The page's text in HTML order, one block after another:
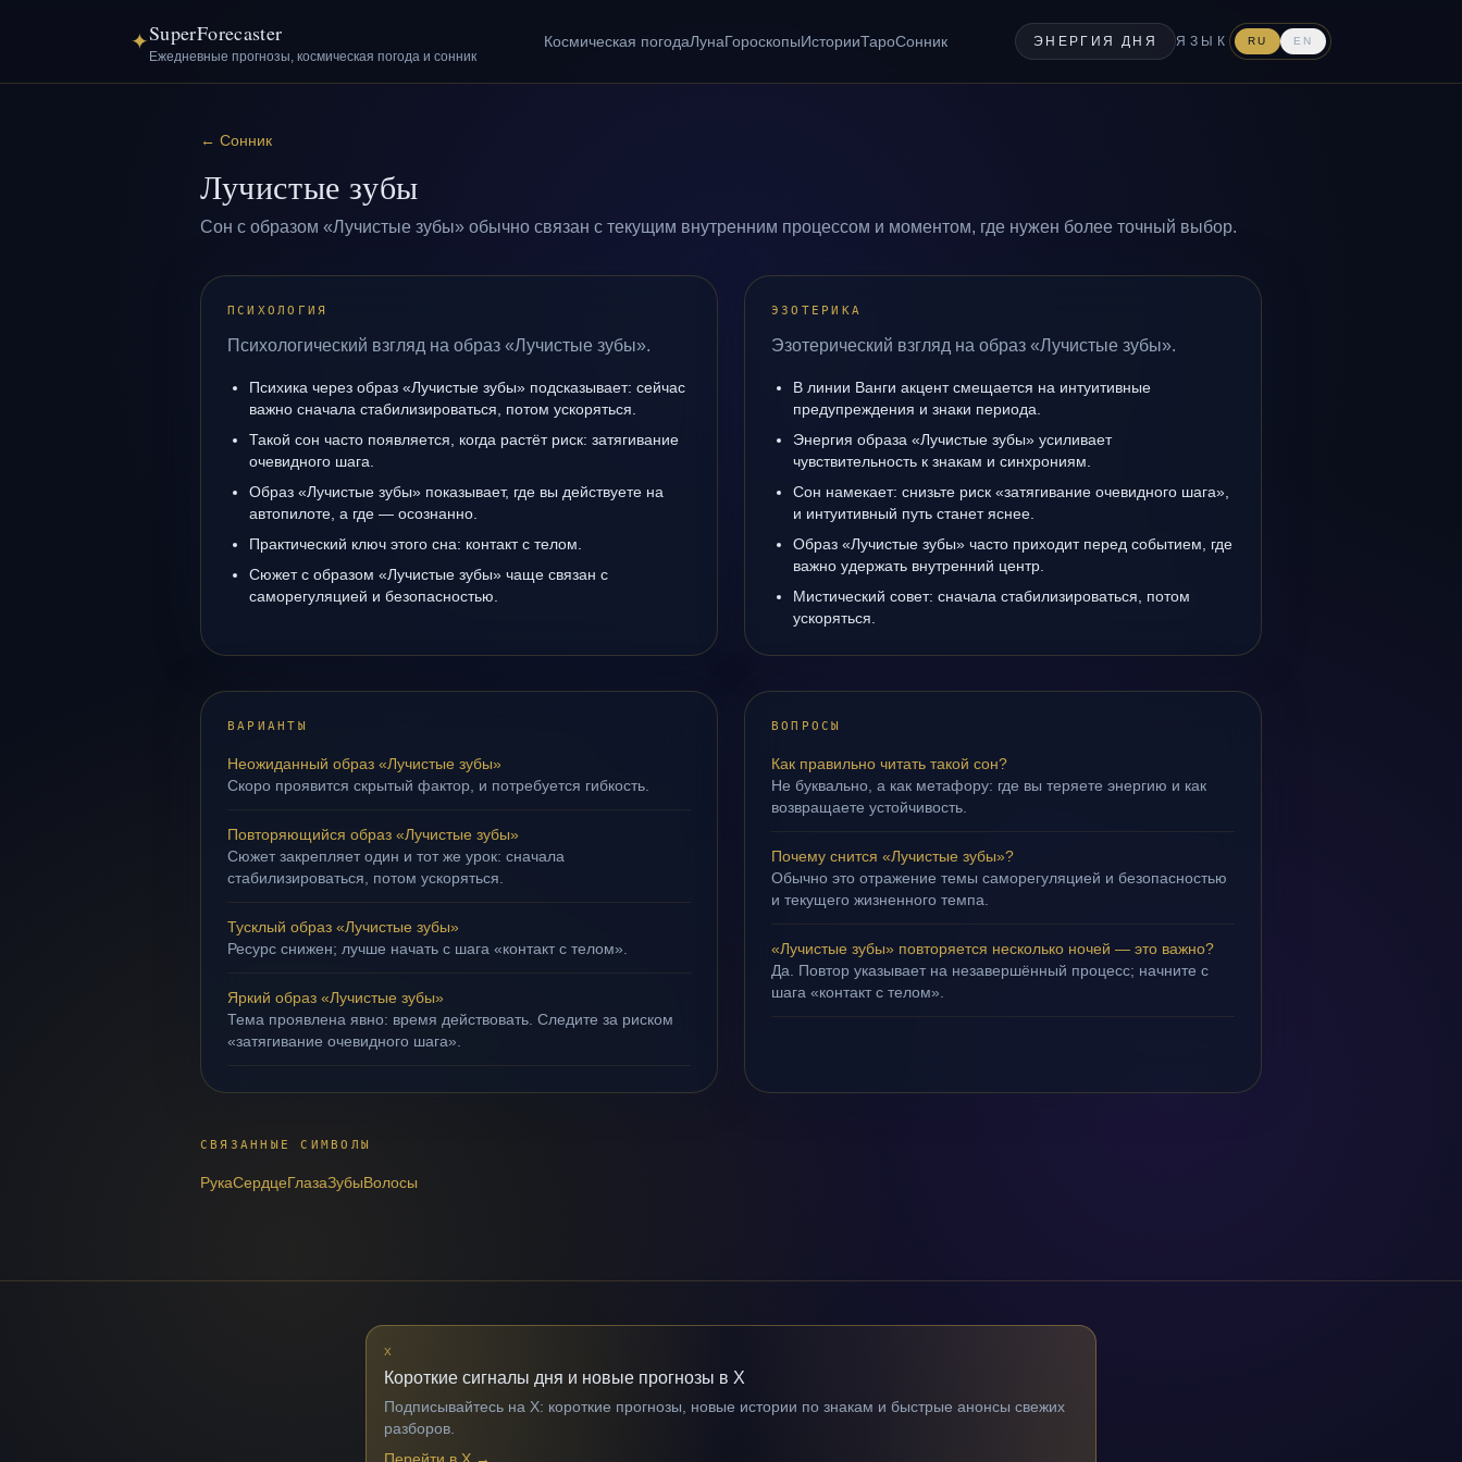
✦SuperForecaster
Ежедневные прогнозы, космическая погода и сонник
Космическая погодаЛунаГороскопыИсторииТароСонник ЭНЕРГИЯ ДНЯ ЯЗЫК RU EN
← Сонник
Лучистые зубы
Сон с образом «Лучистые зубы» обычно связан с текущим внутренним процессом и моментом, где нужен более точный выбор.
ПСИХОЛОГИЯ
Психологический взгляд на образ «Лучистые зубы».
Психика через образ «Лучистые зубы» подсказывает: сейчас
важно сначала стабилизироваться, потом ускоряться.
Такой сон часто появляется, когда растёт риск: затягивание
очевидного шага.
Образ «Лучистые зубы» показывает, где вы действуете на
автопилоте, а где — осознанно.
Практический ключ этого сна: контакт с телом.
Сюжет с образом «Лучистые зубы» чаще связан с
саморегуляцией и безопасностью.
ЭЗОТЕРИКА
Эзотерический взгляд на образ «Лучистые зубы».
В линии Ванги акцент смещается на интуитивные
предупреждения и знаки периода.
Энергия образа «Лучистые зубы» усиливает
чувствительность к знакам и синхрониям.
Сон намекает: снизьте риск «затягивание очевидного шага»,
и интуитивный путь станет яснее.
Образ «Лучистые зубы» часто приходит перед событием, где
важно удержать внутренний центр.
Мистический совет: сначала стабилизироваться, потом
ускоряться.
ВАРИАНТЫ
Неожиданный образ «Лучистые зубы»
Скоро проявится скрытый фактор, и потребуется гибкость.
Повторяющийся образ «Лучистые зубы»
Сюжет закрепляет один и тот же урок: сначала
стабилизироваться, потом ускоряться.
Тусклый образ «Лучистые зубы»
Ресурс снижен; лучше начать с шага «контакт с телом».
Яркий образ «Лучистые зубы»
Тема проявлена явно: время действовать. Следите за риском
«затягивание очевидного шага».
ВОПРОСЫ
Как правильно читать такой сон?
Не буквально, а как метафору: где вы теряете энергию и как
возвращаете устойчивость.
Почему снится «Лучистые зубы»?
Обычно это отражение темы саморегуляцией и безопасностью
и текущего жизненного темпа.
«Лучистые зубы» повторяется несколько ночей — это важно?
Да. Повтор указывает на незавершённый процесс; начните с
шага «контакт с телом».
СВЯЗАННЫЕ СИМВОЛЫ
РукаСердцеГлазаЗубыВолосы
X
Короткие сигналы дня и новые прогнозы в X
Подписывайтесь на X: короткие прогнозы, новые истории по знакам и быстрые анонсы свежих
разборов.